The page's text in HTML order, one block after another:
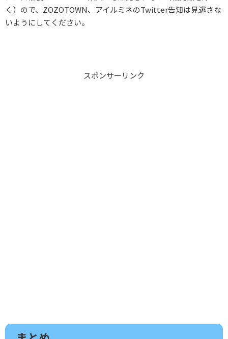
く）ので、ZOZOTOWN、アイルミネのTwitter告知は見逃さな
いようにしてください。
スポンサーリンク